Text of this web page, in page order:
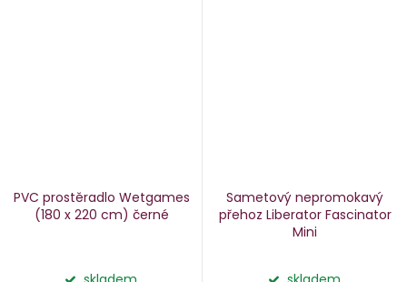
PVC prostěradlo Wetgames
(180 x 220 cm) černé
Sametový nepromokavý
přehoz Liberator Fascinator
Mini